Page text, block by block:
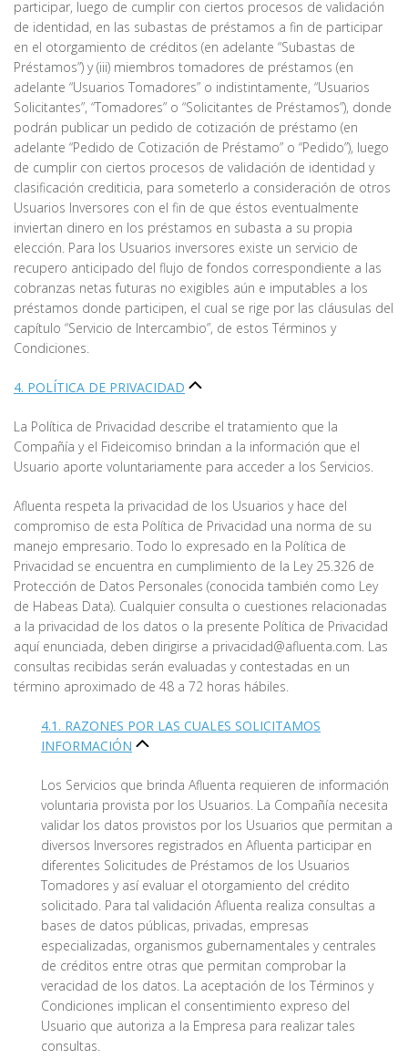
participar, luego de cumplir con ciertos procesos de validación
de identidad, en las subastas de préstamos a fin de participar
en el otorgamiento de créditos (en adelante “Subastas de
Préstamos”) y (iii) miembros tomadores de préstamos (en
adelante “Usuarios Tomadores” o indistintamente, “Usuarios
Solicitantes”, “Tomadores” o “Solicitantes de Préstamos”), donde
podrán publicar un pedido de cotización de préstamo (en
adelante “Pedido de Cotización de Préstamo” o “Pedido”), luego
de cumplir con ciertos procesos de validación de identidad y
clasificación crediticia, para someterlo a consideración de otros
Usuarios Inversores con el fin de que éstos eventualmente
inviertan dinero en los préstamos en subasta a su propia
elección. Para los Usuarios inversores existe un servicio de
recupero anticipado del flujo de fondos correspondiente a las
cobranzas netas futuras no exigibles aún e imputables a los
préstamos donde participen, el cual se rige por las cláusulas del
capítulo “Servicio de Intercambio”, de estos Términos y
Condiciones.
4. POLÍTICA DE PRIVACIDAD
La Política de Privacidad describe el tratamiento que la
Compañía y el Fideicomiso brindan a la información que el
Usuario aporte voluntariamente para acceder a los Servicios.
Afluenta respeta la privacidad de los Usuarios y hace del
compromiso de esta Política de Privacidad una norma de su
manejo empresario. Todo lo expresado en la Política de
Privacidad se encuentra en cumplimiento de la Ley 25.326 de
Protección de Datos Personales (conocida también como Ley
de Habeas Data). Cualquier consulta o cuestiones relacionadas
a la privacidad de los datos o la presente Política de Privacidad
aquí enunciada, deben dirigirse a privacidad@afluenta.com. Las
consultas recibidas serán evaluadas y contestadas en un
término aproximado de 48 a 72 horas hábiles.
4.1. RAZONES POR LAS CUALES SOLICITAMOS
INFORMACIÓN
Los Servicios que brinda Afluenta requieren de información
voluntaria provista por los Usuarios. La Compañía necesita
validar los datos provistos por los Usuarios que permitan a
diversos Inversores registrados en Afluenta participar en
diferentes Solicitudes de Préstamos de los Usuarios
Tomadores y así evaluar el otorgamiento del crédito
solicitado. Para tal validación Afluenta realiza consultas a
bases de datos públicas, privadas, empresas
especializadas, organismos gubernamentales y centrales
de créditos entre otras que permitan comprobar la
veracidad de los datos. La aceptación de los Términos y
Condiciones implican el consentimiento expreso del
Usuario que autoriza a la Empresa para realizar tales
consultas.